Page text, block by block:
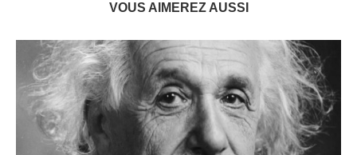
VOUS AIMEREZ AUSSI